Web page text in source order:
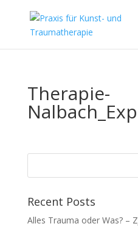
Therapie-
Recent Posts
Alles Trauma oder Was? –